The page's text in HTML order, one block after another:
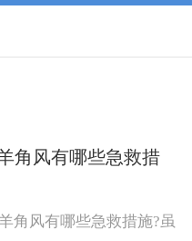
角风有哪些急救措
角风有哪些急救措施?虽